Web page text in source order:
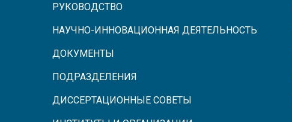
РУКОВОДСТВО
НАУЧНО-ИННОВАЦИОННАЯ ДЕЯТЕЛЬНОСТЬ
ДОКУМЕНТЫ
ПОДРАЗДЕЛЕНИЯ
ДИССЕРТАЦИОННЫЕ СОВЕТЫ